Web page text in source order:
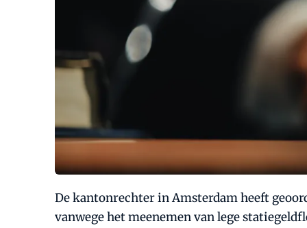
De kantonrechter in Amsterdam heeft
vanwege het meenemen van lege